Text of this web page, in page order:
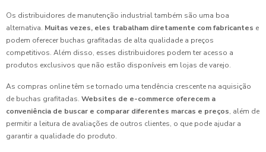
Os distribuidores de manutenção industrial também são uma boa
alternativa. Muitas vezes, eles trabalham diretamente com fabricantes e
podem oferecer buchas grafitadas de alta qualidade a preços
competitivos. Além disso, esses distribuidores podem ter acesso a
produtos exclusivos que não estão disponíveis em lojas de varejo.
As compras online têm se tornado uma tendência crescente na aquisição
de buchas grafitadas. Websites de e-commerce oferecem a
conveniência de buscar e comparar diferentes marcas e preços, além de
permitir a leitura de avaliações de outros clientes, o que pode ajudar a
garantir a qualidade do produto.